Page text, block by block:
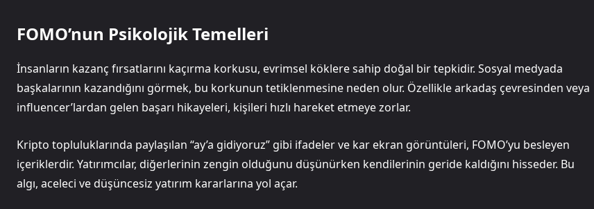
FOMO’nun Psikolojik Temelleri
İnsanların kazanç fırsatlarını kaçırma korkusu, evrimsel köklere sahip doğal bir tepkidir. Sosyal medyada
başkalarının kazandığını görmek, bu korkunun tetiklenmesine neden olur. Özellikle arkadaş çevresinden veya
influencer’lardan gelen başarı hikayeleri, kişileri hızlı hareket etmeye zorlar.
Kripto topluluklarında paylaşılan “ay’a gidiyoruz” gibi ifadeler ve kar ekran görüntüleri, FOMO’yu besleyen
içeriklerdir. Yatırımcılar, diğerlerinin zengin olduğunu düşünürken kendilerinin geride kaldığını hisseder. Bu
algı, aceleci ve düşüncesiz yatırım kararlarına yol açar.